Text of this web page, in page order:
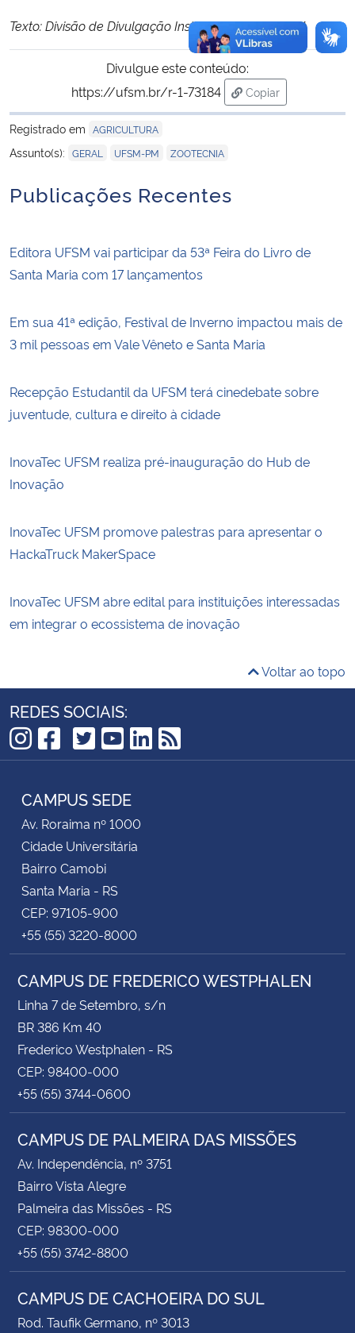
Texto: Divisão de Divulgação Institucional UFSM/PM
Divulgue este conteúdo:
https://ufsm.br/r-1-73184
Copiar
para área de
Registrado em AGRICULTURA
Assunto(s): GERAL UFSM-PM ZOOTECNIA
Publicações Recentes
Editora UFSM vai participar da 53ª Feira do Livro de
Santa Maria com 17 lançamentos
Em sua 41ª edição, Festival de Inverno impactou mais de
3 mil pessoas em Vale Vêneto e Santa Maria
Recepção Estudantil da UFSM terá cinedebate sobre
juventude, cultura e direito à cidade
InovaTec UFSM realiza pré-inauguração do Hub de
Inovação
InovaTec UFSM promove palestras para apresentar o
HackaTruck MakerSpace
InovaTec UFSM abre edital para instituições interessadas
em integrar o ecossistema de inovação
Voltar ao topo
REDES SOCIAIS:
Instagram
Facebook
TikTok
Twitter
YouTube
LinkedIn
RSS
CAMPUS SEDE
Av. Roraima nº 1000
Cidade Universitária
Bairro Camobi
Santa Maria - RS
CEP: 97105-900
+55 (55) 3220-8000
CAMPUS DE FREDERICO WESTPHALEN
Linha 7 de Setembro, s/n
BR 386 Km 40
Frederico Westphalen - RS
CEP: 98400-000
+55 (55) 3744-0600
CAMPUS DE PALMEIRA DAS MISSÕES
Av. Independência, nº 3751
Bairro Vista Alegre
Palmeira das Missões - RS
CEP: 98300-000
+55 (55) 3742-8800
CAMPUS DE CACHOEIRA DO SUL
Rod. Taufik Germano, nº 3013